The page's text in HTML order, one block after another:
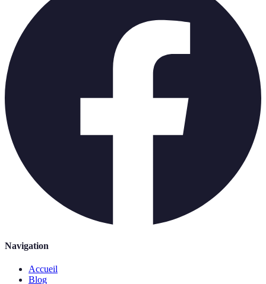
Navigation
Accueil
Blog